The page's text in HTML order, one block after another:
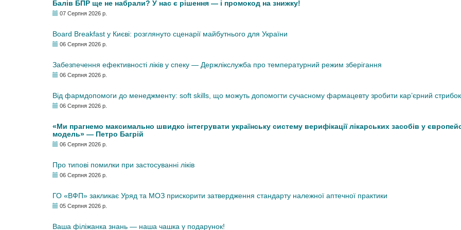
Балів БПР ще не набрали? У нас є рішення — і промокод на знижку!
07 Серпня 2026 р.
Board Breakfast у Києві: розглянуто сценарії майбутнього для України
06 Серпня 2026 р.
Забезпечення ефективності ліків у спеку — Держлікслужба про температурний режим зберігання
06 Серпня 2026 р.
Від фармдопомоги до менеджменту: soft skills, що можуть допомогти сучасному фармацевту зробити кар’єрний стрибок
06 Серпня 2026 р.
«Ми прагнемо максимально швидко інтегрувати українську систему верифікації лікарських засобів у
модель» — Петро Багрій
06 Серпня 2026 р.
Про типові помилки при застосуванні ліків
06 Серпня 2026 р.
ГО «ВФП» закликає Уряд та МОЗ прискорити затвердження стандарту належної аптечної практики
05 Серпня 2026 р.
Ваша філіжанка знань — наша чашка у подарунок!